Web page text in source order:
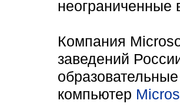
неограниченные
Компания
заведений
компьютер